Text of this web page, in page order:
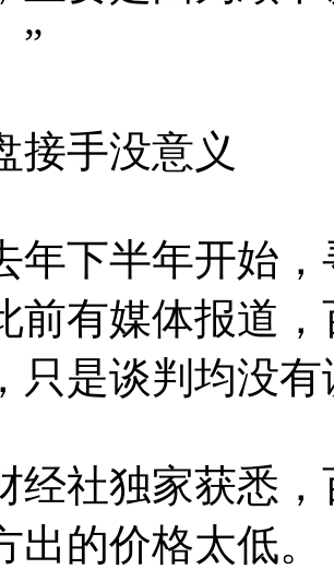
”
手没意义
下半年开始，
前有媒体报道
只是谈判均没有
独家获悉，
出的价格太低。